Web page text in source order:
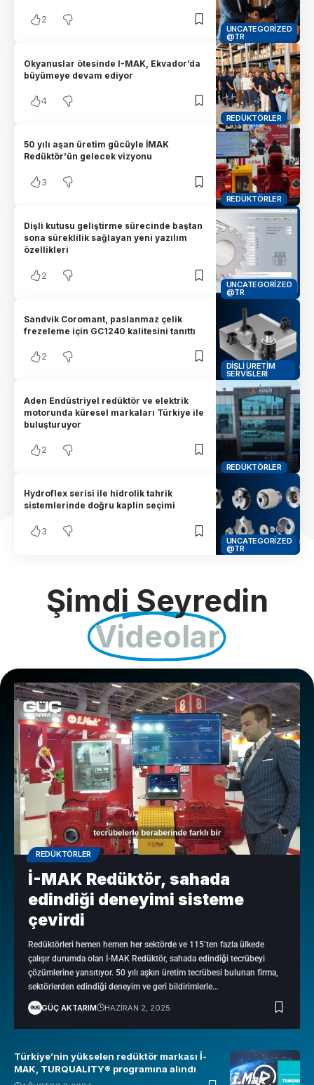
UNCATEGORIZED
@TR
2
REDÜKTÖRLER
Okyanuslar ötesinde I-MAK, Ekvador’da
büyümeye devam ediyor
4
REDÜKTÖRLER
50 yılı aşan üretim gücüyle İMAK
Redüktör’ün gelecek vizyonu
3
UNCATEGORIZED
@TR
Dişli kutusu geliştirme sürecinde baştan
sona süreklilik sağlayan yeni yazılım
özellikleri
2
DIŞLI ÜRETIM
SERVISLERI
Sandvik Coromant, paslanmaz çelik
frezeleme için GC1240 kalitesini tanıttı
2
REDÜKTÖRLER
Aden Endüstriyel redüktör ve elektrik
motorunda küresel markaları Türkiye ile
buluşturuyor
2
UNCATEGORIZED
@TR
Hydroflex serisi ile hidrolik tahrik
sistemlerinde doğru kaplin seçimi
3
Şimdi Seyredin
Videolar
REDÜKTÖRLER
İ-MAK Redüktör, sahada
edindiği deneyimi sisteme
çevirdi
Redüktörleri hemen hemen her sektörde ve 115’ten fazla ülkede
çalışır durumda olan İ-MAK Redüktör, sahada edindiği tecrübeyi
çözümlerine yansıtıyor. 50 yılı aşkın üretim tecrübesi bulunan firma,
sektörlerden edindiği deneyim ve geri bildirimlerle…
GÜÇ AKTARIM HAZIRAN 2, 2025
Türkiye’nin yükselen redüktör markası İ-
MAK, TURQUALITY® programına alındı